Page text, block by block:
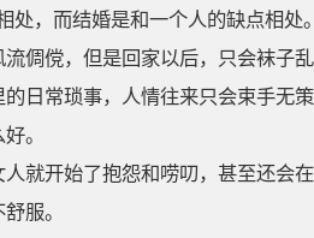
处，而结婚是和一个人的缺点相处
倜傥，但是回家以后，只会袜子
日常琐事，人情往来只会束手无
。
就开始了抱怨和唠叨，甚至还会
服。